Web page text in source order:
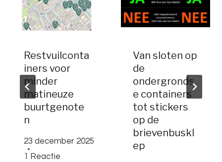
Restvuilconta
iners voor
minder
matineuze
buurtgenote
n
23 december 2025
1 Reactie
Van sloten op
de
ondergronds
e containers
tot stickers
op de
brievenbuskl
ep